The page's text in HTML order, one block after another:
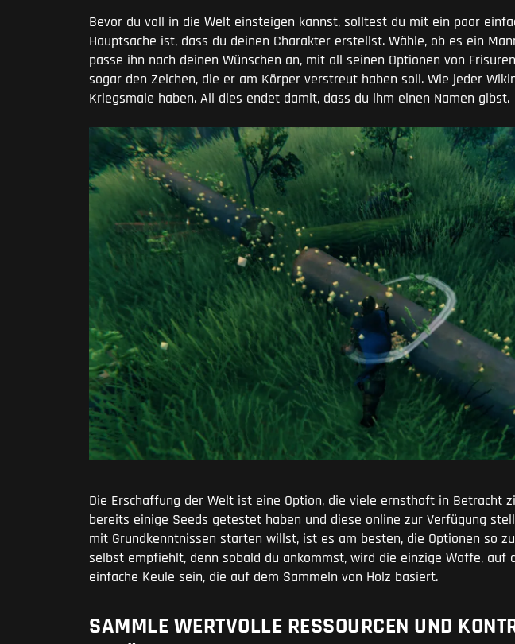
Bevor du voll in die Welt einsteigen kannst, solltest du mit ein paar
Hauptsache ist, dass du deinen Charakter erstellst. Wähle, ob es ein
passe ihn nach deinen Wünschen an, mit all seinen Optionen von
sogar den Zeichen, die er am Körper verstreut haben soll. Wie jeder
Kriegsmale haben. All dies endet damit, dass du ihm einen Namen gibst.
Die Erschaffung der Welt ist eine Option, die viele ernsthaft in Betracht
bereits einige Seeds getestet haben und diese online zur Verfügung
mit Grundkenntnissen starten willst, ist es am besten, die Optionen so
selbst empfiehlt, denn sobald du ankommst, wird die einzige Waffe, auf
einfache Keule sein, die auf dem Sammeln von Holz basiert.
SAMMLE WERTVOLLE RESSOURCEN UND